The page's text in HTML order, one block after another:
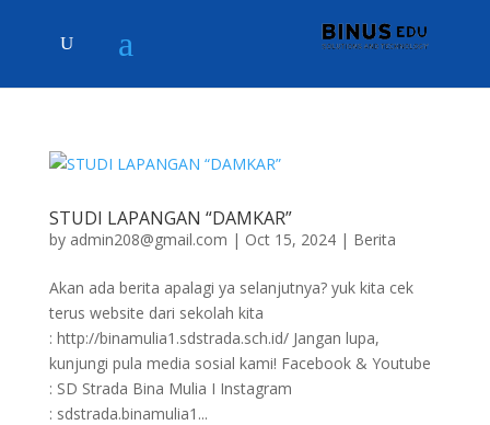
STUDI LAPANGAN “DAMKAR”
by admin208@gmail.com | Oct 15, 2024| Berita
Akan ada berita apalagi ya selanjutnya? yuk kita cek
terus website dari sekolah kita
: http://binamulia1.sdstrada.sch.id/ Jangan lupa,
kunjungi pula media sosial kami! Facebook & Youtube
: SD Strada Bina Mulia I Instagram
: sdstrada.binamulia1...